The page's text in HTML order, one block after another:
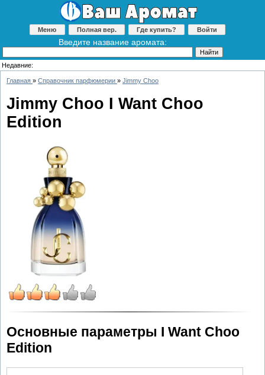
Меню Полная вер. Где купить? Войти
Введите название аромата:
Недавние:
Главная » Справочник парфюмерии » Jimmy Choo
Jimmy Choo I Want Choo
Edition
Основные параметры I Want Choo
Edition